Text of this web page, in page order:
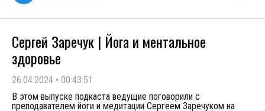
Сергей Заречук | Йога и ментальное
здоровье
26.04.2024 • 00:43:51
В этом выпуске подкаста ведущие поговорили с
преподавателем йоги и медитации Сергеем Заречуком на